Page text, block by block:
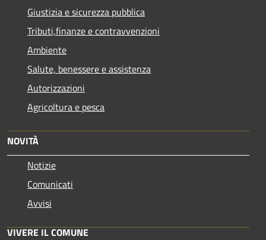
Giustizia e sicurezza pubblica
Tributi,finanze e contravvenzioni
Ambiente
Salute, benessere e assistenza
Autorizzazioni
Agricoltura e pesca
NOVITÀ
Notizie
Comunicati
Avvisi
VIVERE IL COMUNE